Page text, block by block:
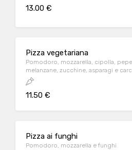
13.00 €
Pizza vegetariana
Pomodoro, mozzarella, cipolla,
melanzane, zucchine, asparagi e
11.50 €
Pizza ai funghi
Pomodoro, mozzarella e funghi